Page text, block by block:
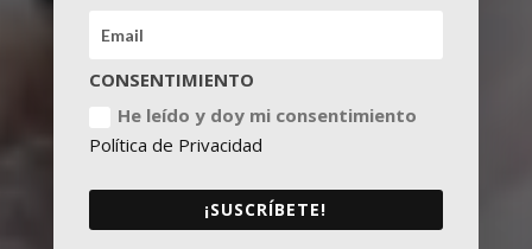
CONSENTIMIENTO
He leído y doy mi consentimiento
Política de Privacidad
¡SUSCRÍBETE!